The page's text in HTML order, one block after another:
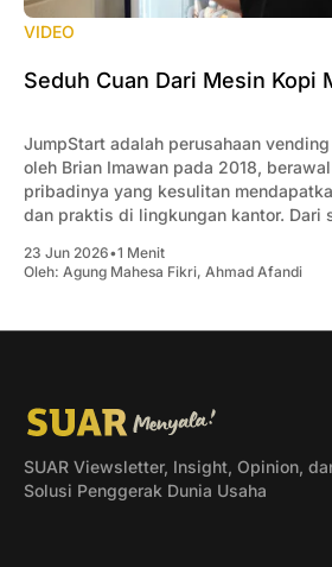
VIDEO
Seduh Cuan Dari Mesin Kopi
JumpStart adalah perusahaan
oleh Brian Imawan pada 2018,
pribadinya yang kesulitan
dan praktis di lingkungan kantor. Dari
ini berkembang menjadi jaringan
ribuan titik layanan di berbagai
23 Jun 2026•1 Menit
Oleh: Agung Mahesa Fikri, Ahmad Afandi
SUAR Viewsletter, Insight, Opinion,
Solusi Penggerak Dunia Usaha